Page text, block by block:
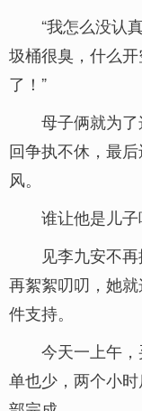
“我怎么没认
圾桶很臭，什么
了！”
母子俩就为
回争执不休，最
风。
谁让他是儿子
见李九安不
再絮絮叨叨，她
件支持。
今天一上午
单也少，两个小